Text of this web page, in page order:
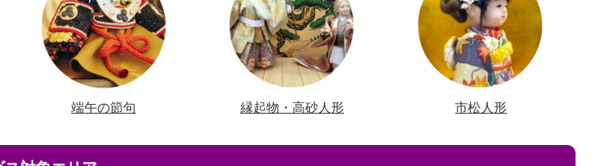
端午の節句 縁起物・高砂人形 市松人形